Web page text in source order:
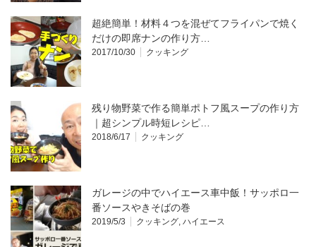
超絶簡単！材料４つを混ぜてフライパンで焼く
だけの即席ナンの作り方…
2017/10/30 クッキング
残り物野菜で作る簡単ポトフ風スープの作り方
｜超シンプル時短レシピ…
2018/6/17 クッキング
ガレージの中でハイエース車中飯！サッポロ一
番ソースやきそばの巻
2019/5/3 クッキング, ハイエース